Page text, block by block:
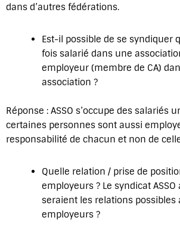
dans d’autres fédérations.
Est-il possible de se syndiquer
fois salarié dans une
employeur (membre de CA)
association ?
Réponse : ASSO s’occupe des salariés
certaines personnes sont aussi
responsabilité de chacun et non de
Quelle relation / prise de
employeurs ? Le syndicat
seraient les relations possibles
employeurs ?